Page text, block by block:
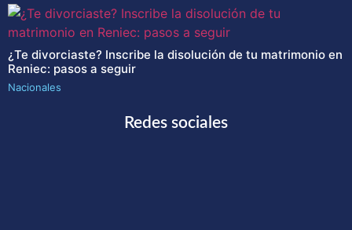
¿Te divorciaste? Inscribe la disolución de tu matrimonio en
Reniec: pasos a seguir
Nacionales
Redes sociales